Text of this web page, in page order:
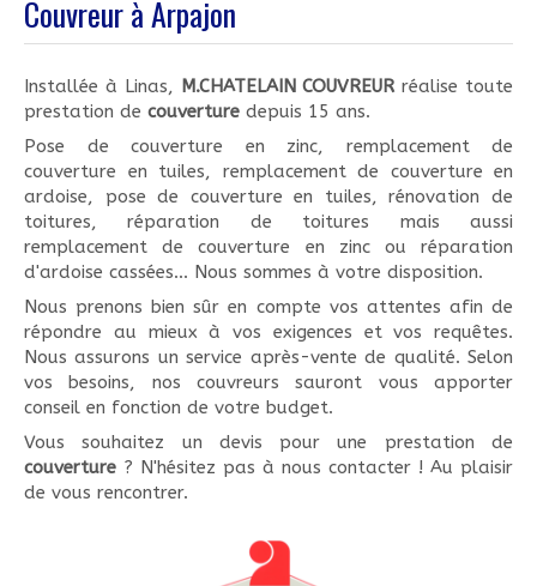
Couvreur à Arpajon
Installée à Linas, M.CHATELAIN COUVREUR réalise toute
prestation de couverture depuis 15 ans.
Pose de couverture en zinc, remplacement de
couverture en tuiles, remplacement de couverture en
ardoise, pose de couverture en tuiles, rénovation de
toitures, réparation de toitures mais aussi
remplacement de couverture en zinc ou réparation
d'ardoise cassées... Nous sommes à votre disposition.
Nous prenons bien sûr en compte vos attentes afin de
répondre au mieux à vos exigences et vos requêtes.
Nous assurons un service après-vente de qualité. Selon
vos besoins, nos couvreurs sauront vous apporter
conseil en fonction de votre budget.
Vous souhaitez un devis pour une prestation de
couverture ? N'hésitez pas à nous contacter ! Au plaisir
de vous rencontrer.